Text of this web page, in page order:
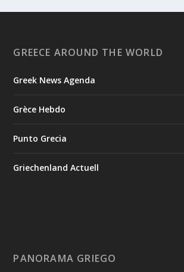
GREECE AROUND THE WORLD
Greek News Agenda
Grèce Hebdo
Punto Grecia
Griechenland Actuell
PANORAMA GRIEGO